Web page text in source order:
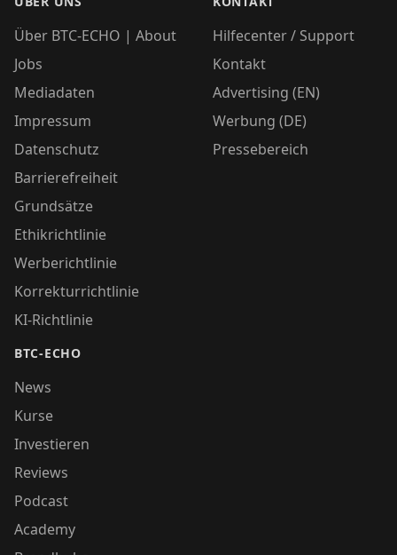
Über BTC-ECHO | About
Jobs
Mediadaten
Impressum
Datenschutz
Barrierefreiheit
Grundsätze
Ethikrichtlinie
Werberichtlinie
Korrekturrichtlinie
KI-Richtlinie
BTC-ECHO
News
Kurse
Investieren
Reviews
Podcast
Academy
Hilfecenter / Support
Kontakt
Advertising (EN)
Werbung (DE)
Pressebereich